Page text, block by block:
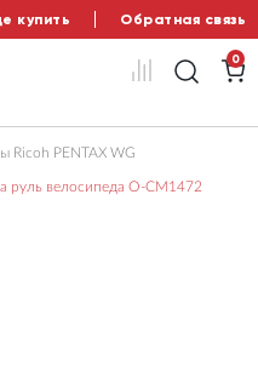
купить Обратная связь
0
Ricoh PENTAX WG
руль велосипеда O-CM1472